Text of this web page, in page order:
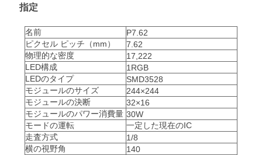
指定
名前
P7.62
ピクセル ピッチ（mm）
7.62
物理的な密度
17,222
LED構成
1RGB
LEDのタイプ
SMD3528
モジュールのサイズ
244×244
モジュールの決断
32×16
モジュールのパワー消費量 30W
モードの運転
一定した現在のIC
走査方式
1/8
横の視野角
140